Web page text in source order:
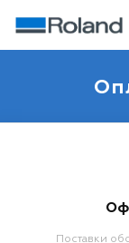
Поставки